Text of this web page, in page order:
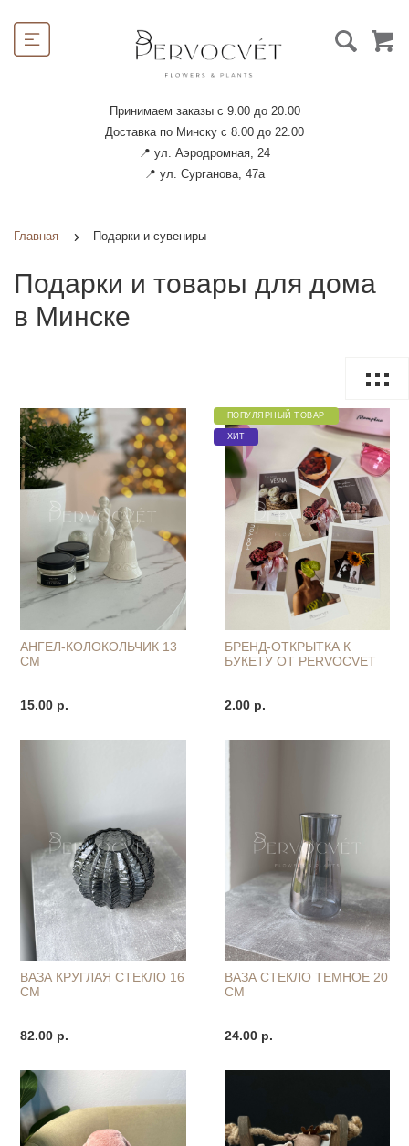
Принимаем заказы с 9.00 до 20.00
Доставка по Минску с 8.00 до 22.00
📍 ул. Аэродромная, 24
📍 ул. Сурганова, 47а
Главная Подарки и сувениры
Подарки и товары для дома
в Минске
АНГЕЛ-КОЛОКОЛЬЧИК 13
СМ
15.00 р.
ПОПУЛЯРНЫЙ ТОВАР
ХИТ
БРЕНД-ОТКРЫТКА К
БУКЕТУ ОТ PERVOCVET
2.00 р.
ВАЗА КРУГЛАЯ СТЕКЛО 16
СМ
82.00 р.
ВАЗА СТЕКЛО ТЕМНОЕ 20
СМ
24.00 р.